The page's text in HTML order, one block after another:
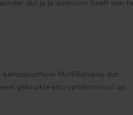
dat je je daarvoor hoeft aan te
betaalplatform MultiSafepay dat
gebruikte encryptieprotocol op